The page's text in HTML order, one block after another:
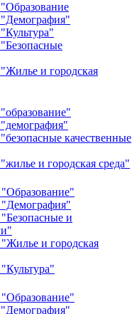
"Демография"
и городская
"демография"
качественные
и городская среда"
"Образование"
"Демография"
и
и городская
"Образование"
"Демография"